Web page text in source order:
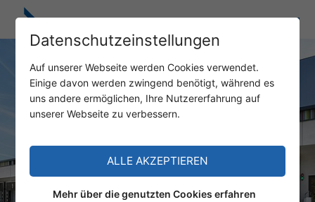
Datenschutzeinstellungen
Auf unserer Webseite werden Cookies verwendet.
Einige davon werden zwingend benötigt, während es
uns andere ermöglichen, Ihre Nutzererfahrung auf
unserer Webseite zu verbessern.
ALLE AKZEPTIEREN
Mehr über die genutzten Cookies erfahren